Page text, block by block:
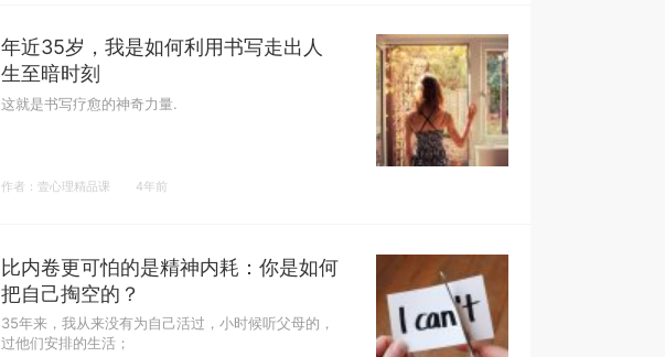
年近35岁，我是如何利用书写走出人
生至暗时刻
这就是书写疗愈的神奇力量.
作者：壹心理精品课 4年前
比内卷更可怕的是精神内耗：你是如何
把自己掏空的？
35年来，我从来没有为自己活过，小时候听父母的，
过他们安排的生活；